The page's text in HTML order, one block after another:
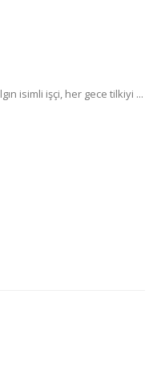
isimli işçi, her gece tilkiyi ...